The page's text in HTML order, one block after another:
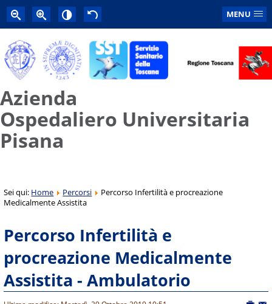
MENU
Azienda
Ospedaliero Universitaria
Pisana
Sei qui: Home Percorsi
Percorso Infertilità e procreazione
Medicalmente Assistita
Percorso Infertilità e
procreazione Medicalmente
Assistita - Ambulatorio